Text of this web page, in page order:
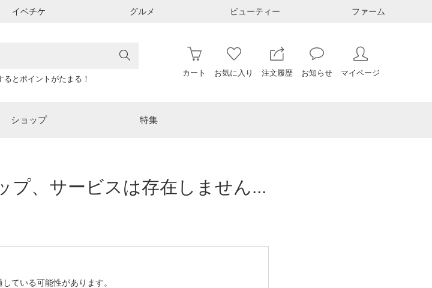
イベチケ グルメ ビューティー ファーム
とポイントがたまる！
カート お気に入り 注文履歴 お知らせ マイページ
ショップ 特集
プ、サービスは存在しません...
ている可能性があります。